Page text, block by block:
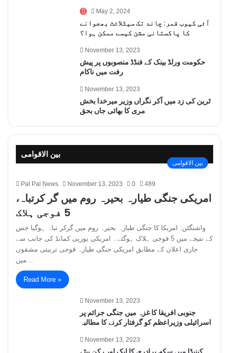
May 2, 2024
آئی کیوب قمر: چاند تک سیٹلائٹ بھجوانے
کا پاکستانی مشن کیسے ممکن ہوا؟
November 13, 2023
حکومت ورلڈ بینک کے فنڈڈ منصوبوں پر پیش
رفت میں ناکام
November 13, 2023
ٹرین کی زد میں آکر نگراں وزیر میرخدا بخش
مری کا بھائی جاں بحق
بین الاقوامی
بین الاقوامی
Pal Pal News November 13, 2023 0 489
امریکی جنگی طیارہ بحیرہ روم میں گر کرتباہ،
5 فوجی ہلاک
واشنگٹن: امریکا کا جنگی طیارہ بحیرہ روم میں گرکر تباہ ہوگیا جس
کے نتیجے میں 5 فوجی ہلاک ہوگئے۔ امریکی یورپی کمانڈ کی جانب سے
جاری اعلان کے مطابق امریکی جنگی طیارہ فوجی تربیتی مشقوں
میں…
Read More »
November 13, 2023
جنوبی افریقا کا غزہ میں جنگی جرائم پر
اسرائیلی وزیراعظم کو گرفتار کرنے کا مطالبہ
November 13, 2023